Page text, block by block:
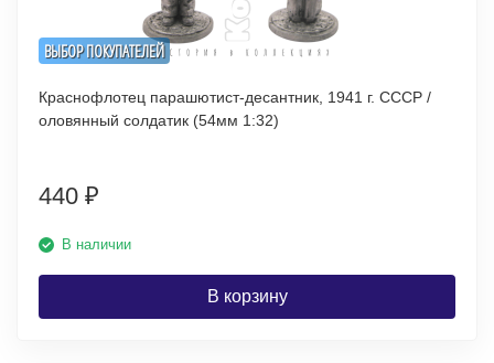
ВЫБОР ПОКУПАТЕЛЕЙ
Краснофлотец парашютист-десантник, 1941 г. СССР /
оловянный солдатик (54мм 1:32)
440 ₽
В наличии
В корзину